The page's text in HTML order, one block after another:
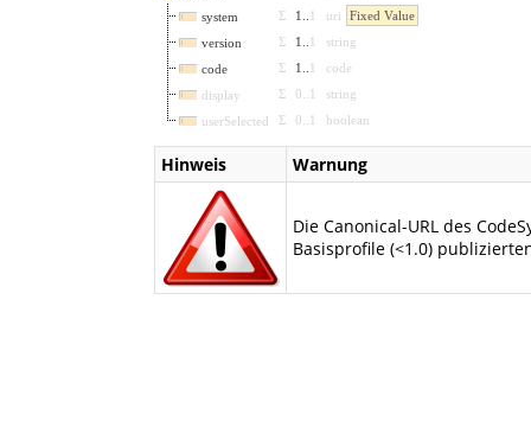
system
Σ 1 1 uri
Fixed Value
version
Σ 1 1
string
code
Σ 1 1
code
display
Σ 0 1
string
userSelected
Σ 0 1 boolean
Hinweis Warnung
Die Canonical-URL des
Basisprofile (<1.0)